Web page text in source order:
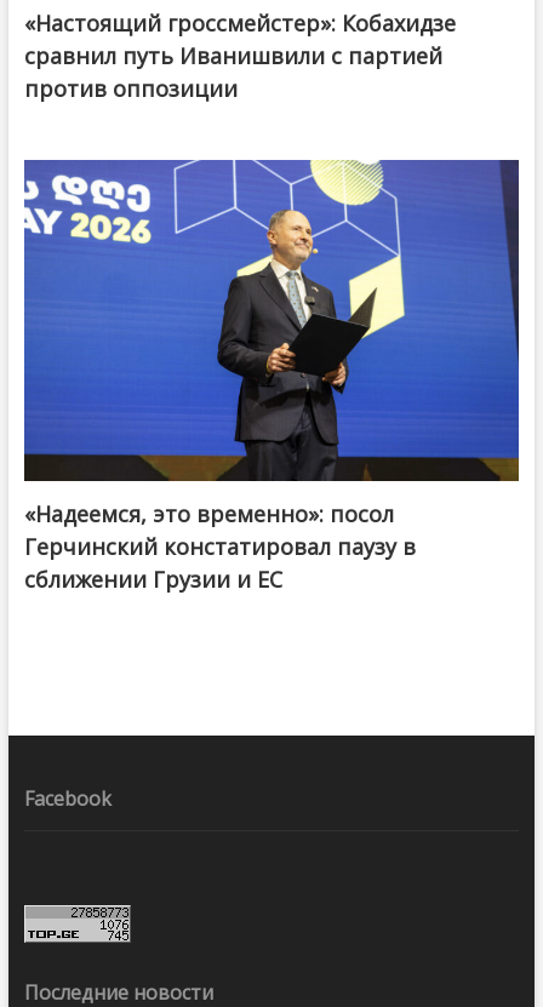
@ქართული ოცნება / Georgian Dream
«Настоящий гроссмейстер»: Кобахидзе
сравнил путь Иванишвили с партией
против оппозиции
«Надеемся, это временно»: посол
Герчинский констатировал паузу в
сближении Грузии и ЕС
Facebook
Последние новости